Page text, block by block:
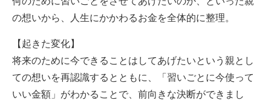
の想いから、人生にかかわるお金を全体的に整理。
【起きた変化】
将来のために今できることはしてあげたいという親とし
ての想いを再認識するとともに、「習いごとに今使って
いい金額」がわかることで、前向きな決断ができまし